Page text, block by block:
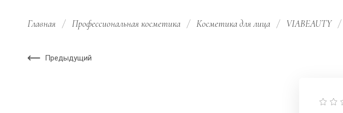
Главная / Профессиональная косметика / Косметика для лица / VIABEAUTY /
Предыдущий